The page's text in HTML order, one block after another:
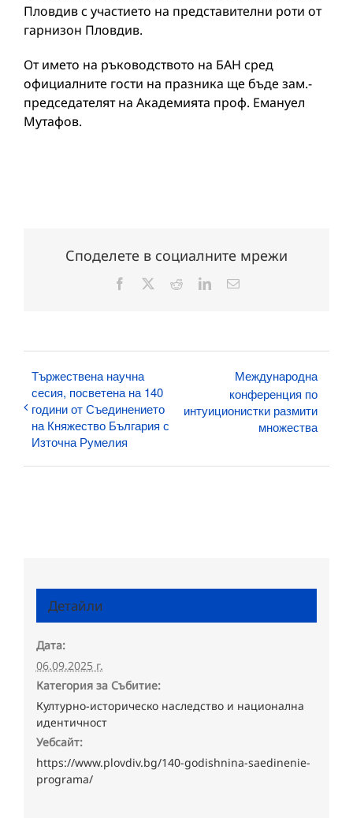
Пловдив с участието на представителни роти от
гарнизон Пловдив.
От името на ръководството на БАН сред
официалните гости на празника ще бъде зам.-
председателят на Академията проф. Емануел
Мутафов.
Споделете в социалните мрежи
Facebook RedditLinkedInЕлектронна
Тържествена научна
сесия, посветена на 140
години от Съединението
на Княжество България с
Източна Румелия
Международна
конференция по
интуиционистки размити
множества
Детайли
Дата:
06.09.2025 г.
Категория за Събитие:
Културно-историческо наследство и национална
идентичност
Уебсайт:
https://www.plovdiv.bg/140-godishnina-saedinenie-
programa/